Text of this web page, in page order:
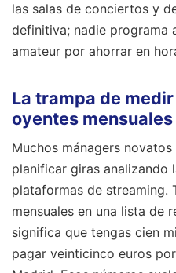
las salas de conciertos y
definitiva; nadie programa
amateur por ahorrar en
La trampa de
oyentes
Muchos mánagers
planificar giras analizando
plataformas de streaming.
mensuales en una lista de
significa que tengas cien
pagar veinticinco euros